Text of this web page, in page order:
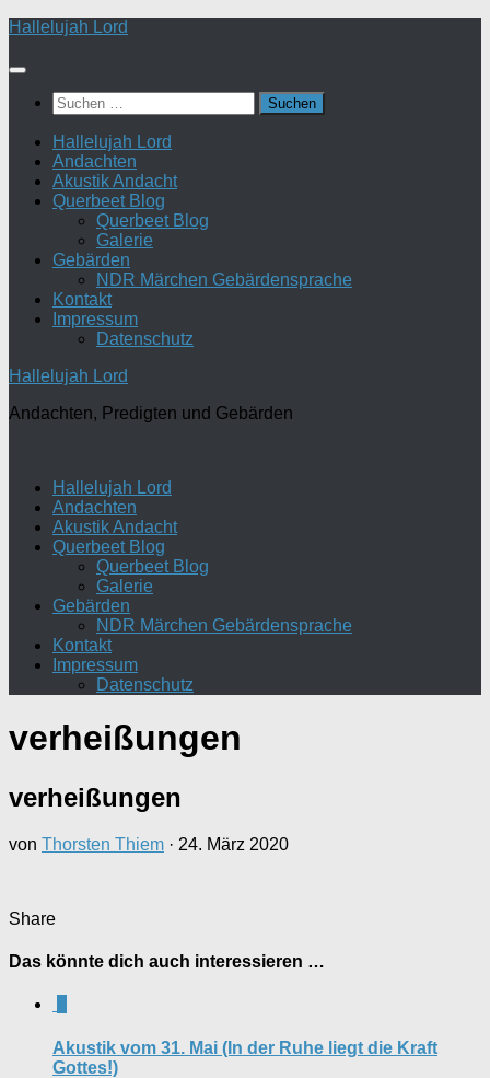
Zum
springen
Hallelujah Lord
Suchen
nach:
Hallelujah Lord
Andachten
Akustik Andacht
Querbeet Blog
Querbeet Blog
Galerie
Gebärden
NDR Märchen Gebärdensprache
Kontakt
Impressum
Datenschutz
Hallelujah Lord
Andachten, Predigten und Gebärden
Hallelujah Lord
Andachten
Akustik Andacht
Querbeet Blog
Querbeet Blog
Galerie
Gebärden
NDR Märchen Gebärdensprache
Kontakt
Impressum
Datenschutz
verheißungen
verheißungen
von Thorsten Thiem · 24. März 2020
Share
Das könnte dich auch interessieren …
Akustik vom 31. Mai (In der Ruhe liegt die Kraft
Gottes!)